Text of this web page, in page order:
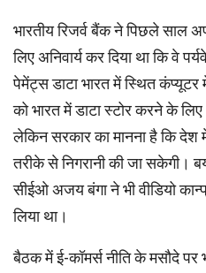
भारतीय रिजर्व बैंक ने पिछले साल
लिए अनिवार्य कर दिया था कि वे
पेमेंट्स डाटा भारत में स्थित कंप्यूटर
को भारत में डाटा स्टोर करने के
लेकिन सरकार का मानना है कि देश
तरीके से निगरानी की जा सकेगी।
सीईओ अजय बंगा ने भी वीडियो
लिया था।
बैठक में ई-कॉमर्स नीति के मसौदे पर